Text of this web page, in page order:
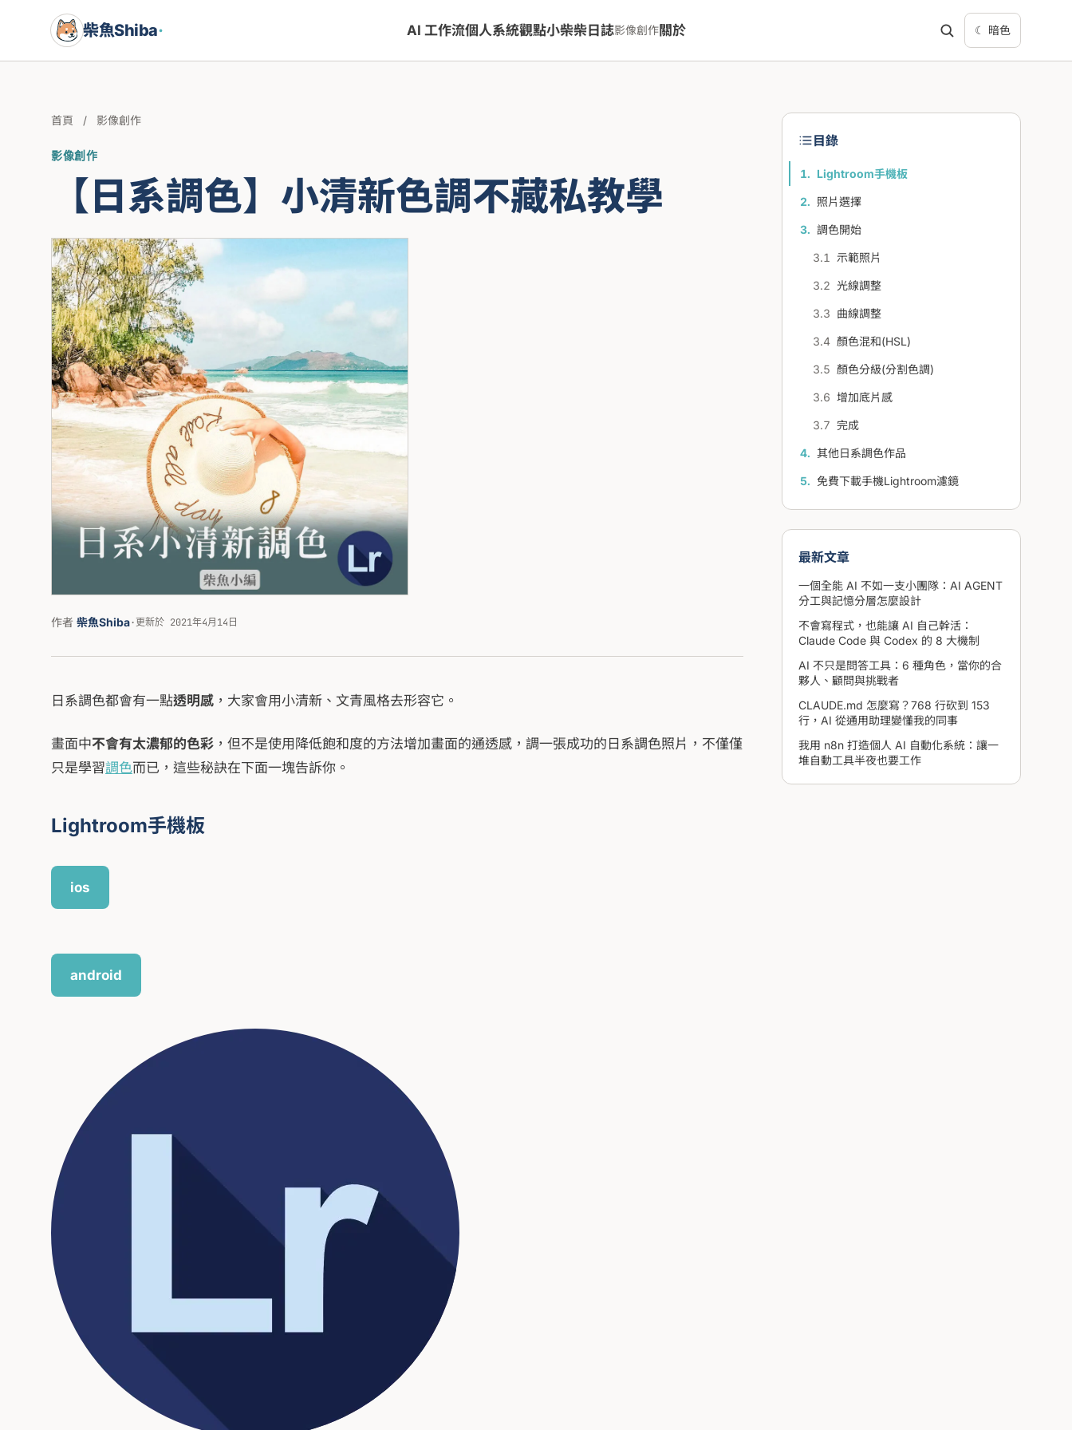
柴魚Shiba· AI 工作流個人系統觀點小柴柴日誌影像創作關於 ☾ 暗色
首頁 / 影像創作
影像創作
【日系調色】小清新色調不藏私教學
作者 柴魚Shiba·更新於 2021年4月14日
日系調色都會有一點透明感 ，大家會用小清新、文青風格去形容它。
畫面中不會有太濃郁的色彩 ，但不是使用降低飽和度的方法增加畫面的通透感，調一張成功的日系調色照片，不僅僅
只是學習調色而已，這些秘訣在下面一塊告訴你。
Lightroom手機板
ios
android
目錄
Lightroom手機板
照片選擇
調色開始
示範照片
光線調整
曲線調整
顏色混和(HSL)
顏色分級(分割色調)
增加底片感
完成
其他日系調色作品
免費下載手機Lightroom濾鏡
最新文章
一個全能 AI 不如一支小團隊：AI AGENT
分工與記憶分層怎麼設計
不會寫程式，也能讓 AI 自己幹活：
Claude Code 與 Codex 的 8 大機制
AI 不只是問答工具：6 種角色，當你的合
夥人、顧問與挑戰者
CLAUDE.md 怎麼寫？768 行砍到 153
行，AI 從通用助理變懂我的同事
我用 n8n 打造個人 AI 自動化系統：讓一
堆自動工具半夜也要工作